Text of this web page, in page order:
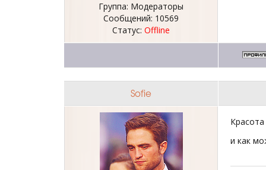
Группа: Модераторы
Сообщений: 10569
Статус: Offline
Sofie
и как